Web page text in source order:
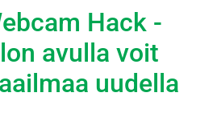
Hack -
avulla voit
uudella